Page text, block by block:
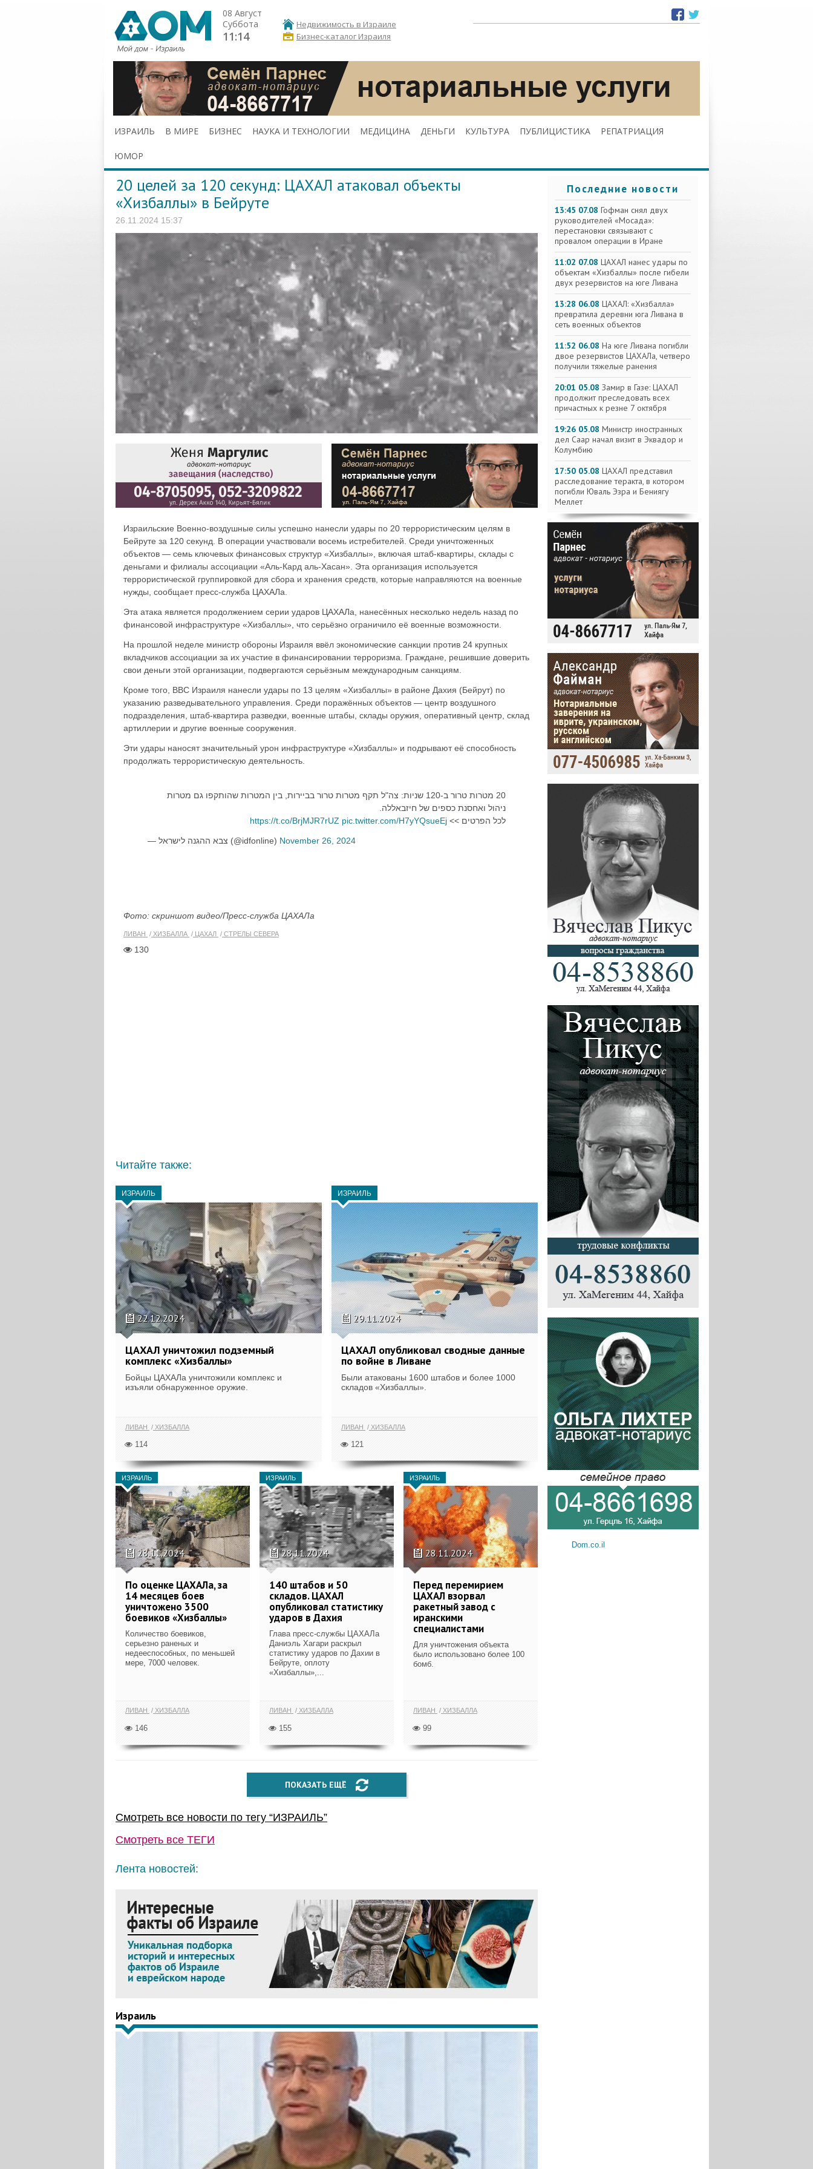
08 Август
Суббота
11:14
Недвижимость в Израиле
Бизнес-каталог Израиля
ИЗРАИЛЬ В МИРЕ БИЗНЕС НАУКА И ТЕХНОЛОГИИ МЕДИЦИНА ДЕНЬГИ КУЛЬТУРА ПУБЛИЦИСТИКА РЕПАТРИАЦИЯ
ЮМОР
20 целей за 120 секунд: ЦАХАЛ атаковал объекты
«Хизбаллы» в Бейруте
26.11.2024 15:37
Израильские Военно-воздушные силы успешно нанесли удары по 20 террористическим целям в
Бейруте за 120 секунд. В операции участвовали восемь истребителей. Среди уничтоженных
объектов — семь ключевых финансовых структур «Хизбаллы», включая штаб-квартиры, склады с
деньгами и филиалы ассоциации «Аль-Кард аль-Хасан». Эта организация используется
террористической группировкой для сбора и хранения средств, которые направляются на военные
нужды, сообщает пресс-служба ЦАХАЛа.
Эта атака является продолжением серии ударов ЦАХАЛа, нанесённых несколько недель назад по
финансовой инфраструктуре «Хизбаллы», что серьёзно ограничило её военные возможности.
На прошлой неделе министр обороны Израиля ввёл экономические санкции против 24 крупных
вкладчиков ассоциации за их участие в финансировании терроризма. Граждане, решившие доверить
свои деньги этой организации, подвергаются серьёзным международным санкциям.
Кроме того, ВВС Израиля нанесли удары по 13 целям «Хизбаллы» в районе Дахия (Бейрут) по
указанию разведывательного управления. Среди поражённых объектов — центр воздушного
подразделения, штаб-квартира разведки, военные штабы, склады оружия, оперативный центр, склад
артиллерии и другие военные сооружения.
Эти удары наносят значительный урон инфраструктуре «Хизбаллы» и подрывают её способность
продолжать террористическую деятельность.
20 מטרות טרור ב-120 שניות: צה"ל תקף מטרות טרור בביירות, בין המטרות שהותקפו גם מטרות
ניהול ואחסנת כספים של חיזבאללה.
לכל הפרטים >>
https://t.co/BrjMJR7rUZ pic.twitter.com/H7yYQsueEj
— צבא ההגנה לישראל (@idfonline) November 26, 2024
Фото: скриншот видео/Пресс-служба ЦАХАЛа
ЛИВАН ХИЗБАЛЛА ЦАХАЛ СТРЕЛЫ СЕВЕРА
130
Читайте также:
ИЗРАИЛЬ
22.12.2024
ЦАХАЛ уничтожил подземный
комплекс «Хизбаллы»
Бойцы ЦАХАЛа уничтожили комплекс и
изъяли обнаруженное оружие.
ЛИВАН ХИЗБАЛЛА
114
ИЗРАИЛЬ
29.11.2024
ЦАХАЛ опубликовал сводные данные
по войне в Ливане
Были атакованы 1600 штабов и более 1000
складов «Хизбаллы».
ЛИВАН ХИЗБАЛЛА
121
ИЗРАИЛЬ
28.11.2024
По оценке ЦАХАЛа, за
14 месяцев боев
уничтожено 3500
боевиков «Хизбаллы»
Количество боевиков,
серьезно раненых и
недееспособных, по меньшей
мере, 7000 человек.
ЛИВАН ХИЗБАЛЛА
146
ИЗРАИЛЬ
28.11.2024
140 штабов и 50
складов. ЦАХАЛ
опубликовал статистику
ударов в Дахия
Глава пресс-службы ЦАХАЛа
Даниэль Хагари раскрыл
статистику ударов по Дахии в
Бейруте, оплоту
«Хизбаллы»,...
ЛИВАН ХИЗБАЛЛА
155
ИЗРАИЛЬ
28.11.2024
Перед перемирием
ЦАХАЛ взорвал
ракетный завод с
иранскими
специалистами
Для уничтожения объекта
было использовано более 100
бомб.
ЛИВАН ХИЗБАЛЛА
99
ПОКАЗАТЬ ЕЩЁ
Смотреть все новости по тегу “ИЗРАИЛЬ”
Смотреть все ТЕГИ
Лента новостей:
Израиль
Последние новости
13:45 07.08 Гофман снял двух
руководителей «Мосада»:
перестановки связывают с
провалом операции в Иране
11:02 07.08 ЦАХАЛ нанес удары по
объектам «Хизбаллы» после гибели
двух резервистов на юге Ливана
13:28 06.08 ЦАХАЛ: «Хизбалла»
превратила деревни юга Ливана в
сеть военных объектов
11:52 06.08 На юге Ливана погибли
двое резервистов ЦАХАЛа, четверо
получили тяжелые ранения
20:01 05.08 Замир в Газе: ЦАХАЛ
продолжит преследовать всех
причастных к резне 7 октября
19:26 05.08 Министр иностранных
дел Саар начал визит в Эквадор и
Колумбию
17:50 05.08 ЦАХАЛ представил
расследование теракта, в котором
погибли Юваль Эзра и Бениягу
Меллет
Dom.co.il